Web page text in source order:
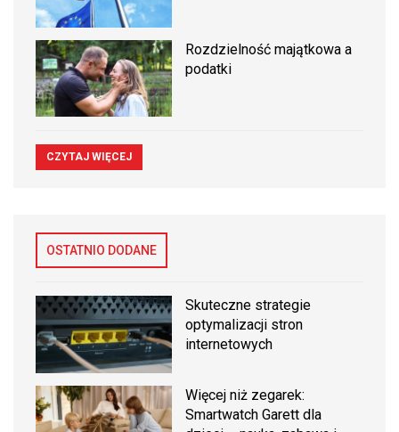
Rozdzielność majątkowa a
podatki
CZYTAJ WIĘCEJ
OSTATNIO DODANE
Skuteczne strategie
optymalizacji stron
internetowych
Więcej niż zegarek:
Smartwatch Garett dla